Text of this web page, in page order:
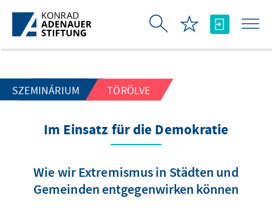
Ugrás a fő tartalomhoz
SZEMINÁRIUM TÖRÖLVE
Im Einsatz für die Demokratie
Wie wir Extremismus in Städten und
Gemeinden entgegenwirken können